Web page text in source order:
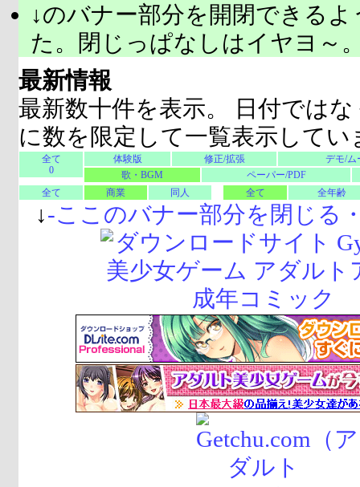
↓のバナー部分を開閉できる
た。閉じっぱなしはイヤヨ～
最新情報
最新数十件を表示。 日付では
に数を限定して一覧表示してい
全て
0
体験版 修正/拡張
デモ/ム
歌・BGM
ペーパー/PDF
全て
商業 同人 全て 全年齢
↓-ここのバナー部分を閉じる